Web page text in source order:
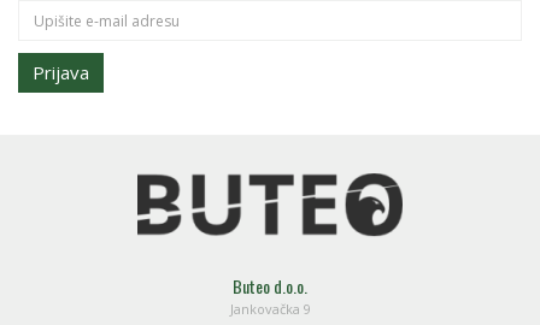
Prijava
Buteo d.o.o.
Jankovačka 9